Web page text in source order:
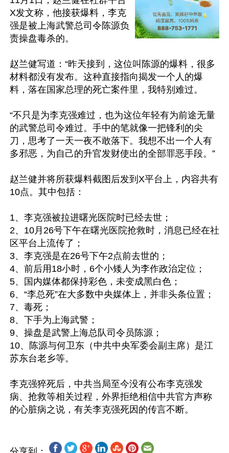
X发文称，他接获爆料，李克
强是被上海武警总司令陈源负
责操盘毒杀的。
赵兰健写道：“昨天接到，这位叫陈源的爆料，很多
材料都没有发布。这种直接指向揭发一个人的爆
料，落在国家总理的死亡案件里，我特别难过。
“不只是为李克强难过，也为这位年轻有为前途无量
的武警总司令难过。手中的笔就像一把锋利的尖
刀，思考了一天一夜不敢落下。我想不出一个人有
多邪恶，为自己的升官发财使出的全部罪恶手段。”
赵兰健并将所获爆料截图后发到X平台上，内容共有
10点。其中包括：
1、李克强被拉进曙光医院时已经去世；
2、10月26号下午在曙光医院抢救时，消息已经在社
区平台上流传了；
3、李克强是在26号下午2点前去世的；
4、前后用18小时，6个小矮人为李作政治定位；
5、国内媒体都保持彩色，未变成黑白色；
6、“李总死”在大多数中央媒体上，并非头条位置；
7、毒死；
8、下手为上海武警；
9、操盘是武警上海总队司令员陈源；
10、陈源与何卫东（中共中央军委会副主席）是江
苏东台老乡等。
李克强猝死后，中共当局至今没有公布李克强发
病、抢救等相关过程，外界拒绝相信中共官方声称